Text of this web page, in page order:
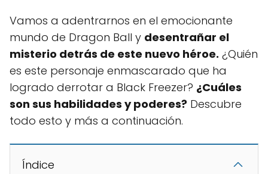
Vamos a adentrarnos en el emocionante
mundo de Dragon Ball y desentrañar el
misterio detrás de este nuevo héroe. ¿Quién
es este personaje enmascarado que ha
logrado derrotar a Black Freezer? ¿Cuáles
son sus habilidades y poderes? Descubre
todo esto y más a continuación.
Índice